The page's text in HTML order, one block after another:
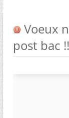
Voeux
post bac